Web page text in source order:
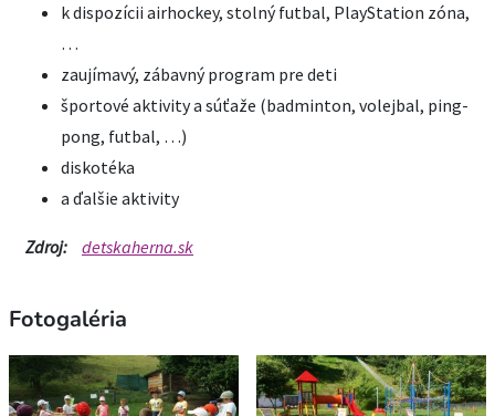
k dispozícii airhockey, stolný futbal, PlayStation zóna,
…
zaujímavý, zábavný program pre deti
športové aktivity a súťaže (badminton, volejbal, ping-
pong, futbal, …)
diskotéka
a ďalšie aktivity
Zdroj: detskaherna.sk
Fotogaléria